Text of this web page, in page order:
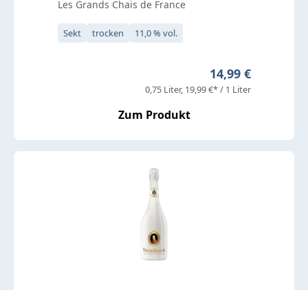
Les Grands Chais de France
Sekt trocken 11,0 % vol.
Regulärer Preis:
14,99 €
0,75 Liter 19,99 €* / 1 Liter
Zum Produkt